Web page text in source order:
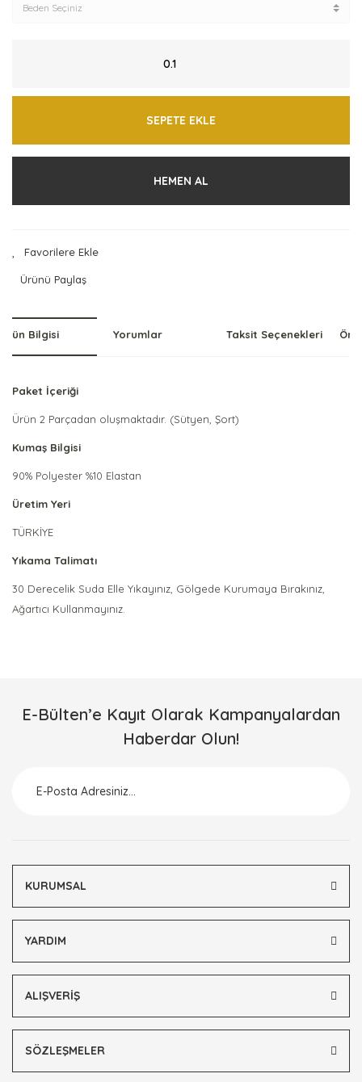
SEPETE EKLE
HEMEN AL
Ürünü Paylaş
Ürün Bilgisi Yorumlar Taksit Seçenekleri
Paket İçeriği
Ürün 2 Parçadan oluşmaktadır. (Sütyen, Şort)
Kumaş Bilgisi
90% Polyester %10 Elastan
Üretim Yeri
TÜRKİYE
Yıkama Talimatı
30 Derecelik Suda Elle Yıkayınız, Gölgede Kurumaya Bırakınız,
Ağartıcı Kullanmayınız.
Yorum Yaz
Ürün resmi kalitesiz, bozuk veya görüntülenemiyor.
E-Bülten’e Kayıt Olarak Kampanyalardan
Haberdar Olun!
KURUMSAL
YARDIM
ALIŞVERİŞ
SÖZLEŞMELER